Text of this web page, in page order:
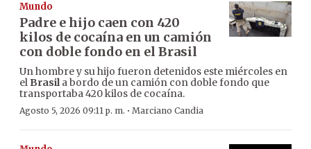
Mundo
Padre e hijo caen con 420
kilos de cocaína en un camión
con doble fondo en el Brasil
Un hombre y su hijo fueron detenidos este miércoles en
el Brasila bordo de un camión con doble fondo que
transportaba 420 kilos de cocaína.
Agosto 5, 2026 09:11 p. m. · Marciano Candia